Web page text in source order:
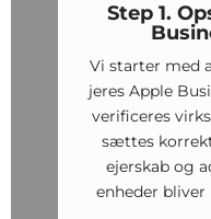
Step 1.
Vi starter med
jeres Apple
verificeres
sættes
ejerskab og
enheder